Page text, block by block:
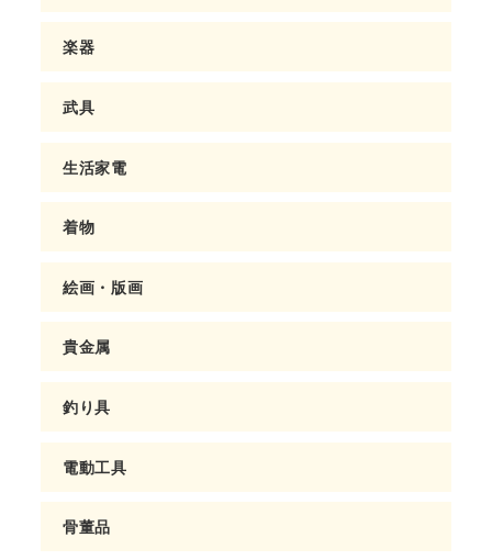
楽器
武具
生活家電
着物
絵画・版画
貴金属
釣り具
電動工具
骨董品